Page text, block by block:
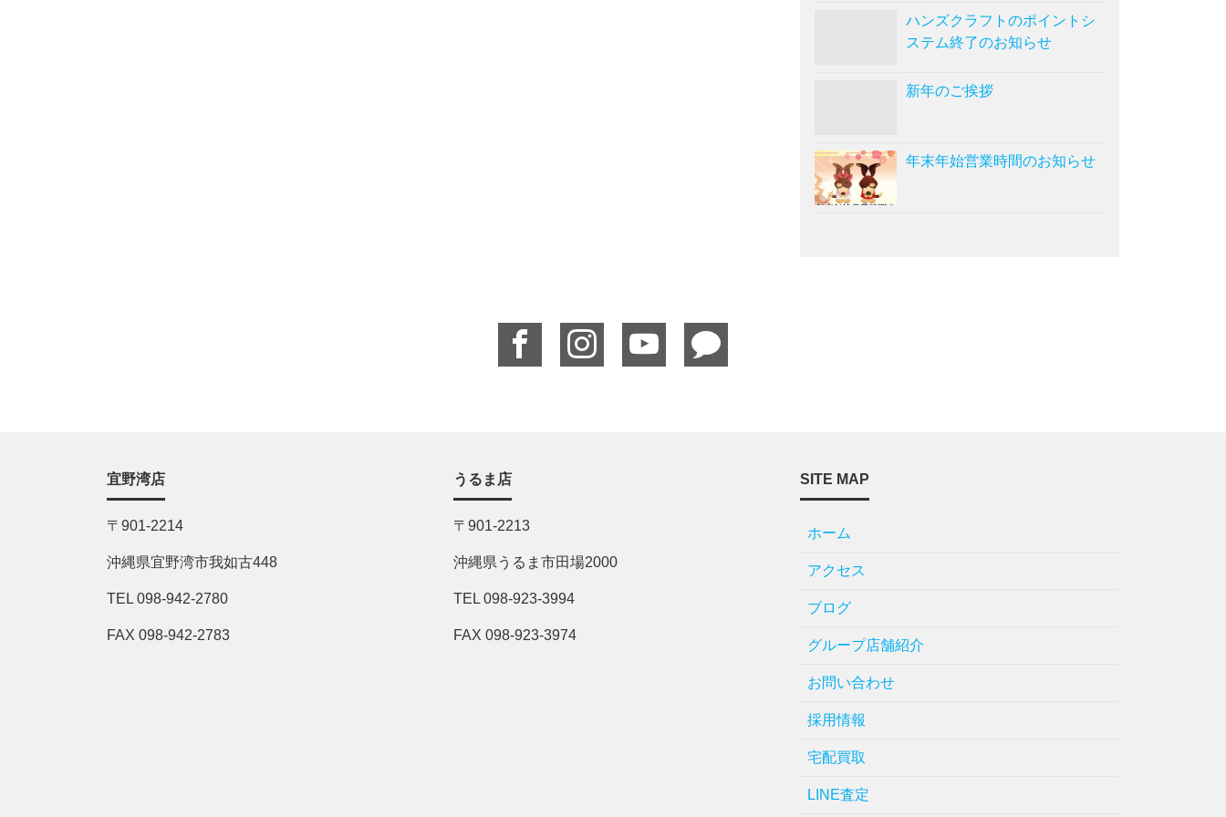
ハンズクラフトのポイントシ
ステム終了のお知らせ
新年のご挨拶
年末年始営業時間のお知らせ
宜野湾店
〒901-2214
沖縄県宜野湾市我如古448
TEL 098-942-2780
FAX 098-942-2783
うるま店
〒901-2213
沖縄県うるま市田場2000
TEL 098-923-3994
FAX 098-923-3974
SITE MAP
ホーム
アクセス
ブログ
グループ店舗紹介
お問い合わせ
採用情報
宅配買取
LINE査定